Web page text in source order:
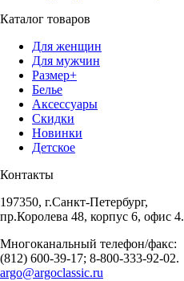
Каталог товаров
Для женщин
Для мужчин
Размер+
Белье
Аксессуары
Скидки
Новинки
Детское
Контакты
197350, г.Санкт-Петербург,
пр.Королева 48, корпус 6, офис 4.
Многоканальный телефон/факс:
(812) 600-39-17; 8-800-333-92-02.
argo@argoclassic.ru